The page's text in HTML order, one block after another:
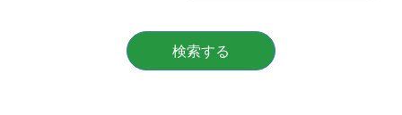
検索する